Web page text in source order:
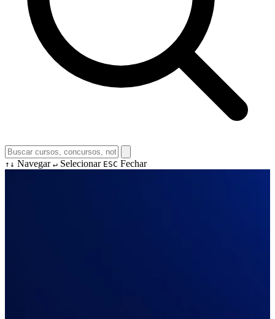
↑↓ Navegar ↵ Selecionar ESC Fechar